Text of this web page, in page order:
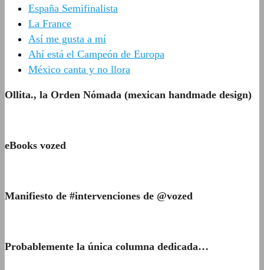
España Semifinalista
La France
Así me gusta a mí
Ahí está el Campeón de Europa
México canta y no llora
Ollita., la Orden Nómada (mexican handmade design)
eBooks vozed
Manifiesto de #intervenciones de @vozed
Probablemente la única columna dedicada…